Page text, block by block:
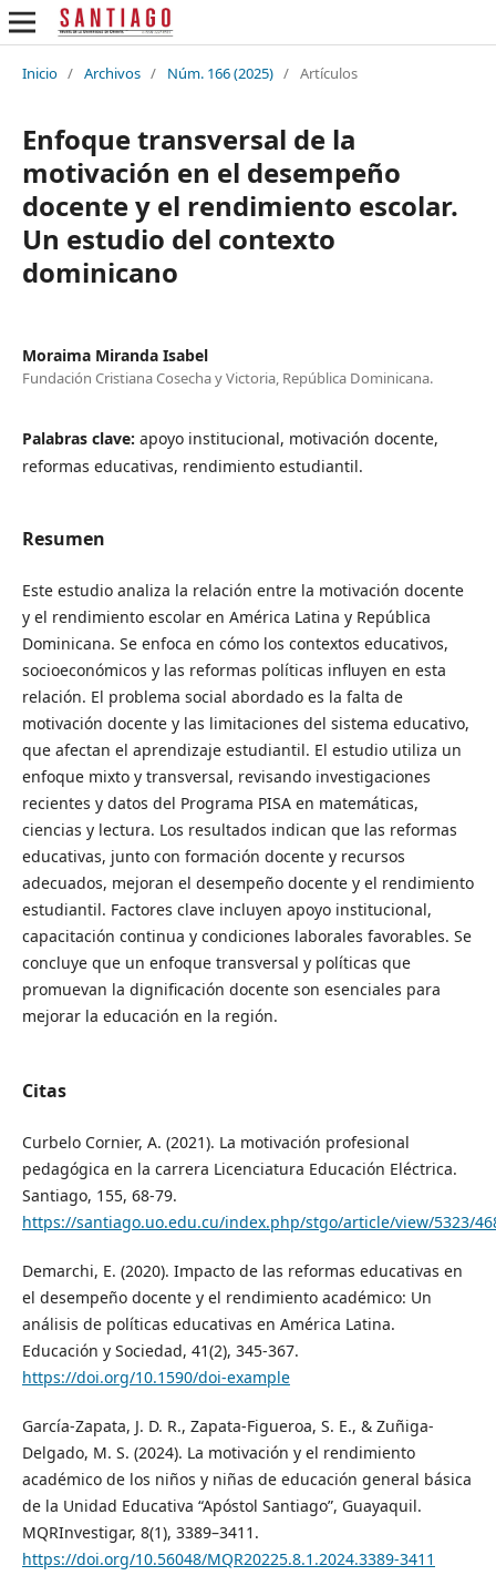
Inicio / Archivos / Núm. 166 (2025) / Artículos
Enfoque transversal de la
motivación en el desempeño
docente y el rendimiento escolar.
Un estudio del contexto
dominicano
Moraima Miranda Isabel
Fundación Cristiana Cosecha y Victoria, República Dominicana.
Palabras clave: apoyo institucional, motivación docente,
reformas educativas, rendimiento estudiantil.
Resumen
Este estudio analiza la relación entre la motivación docente
y el rendimiento escolar en América Latina y República
Dominicana. Se enfoca en cómo los contextos educativos,
socioeconómicos y las reformas políticas influyen en esta
relación. El problema social abordado es la falta de
motivación docente y las limitaciones del sistema educativo,
que afectan el aprendizaje estudiantil. El estudio utiliza un
enfoque mixto y transversal, revisando investigaciones
recientes y datos del Programa PISA en matemáticas,
ciencias y lectura. Los resultados indican que las reformas
educativas, junto con formación docente y recursos
adecuados, mejoran el desempeño docente y el rendimiento
estudiantil. Factores clave incluyen apoyo institucional,
capacitación continua y condiciones laborales favorables. Se
concluye que un enfoque transversal y políticas que
promuevan la dignificación docente son esenciales para
mejorar la educación en la región.
Citas
Curbelo Cornier, A. (2021). La motivación profesional
pedagógica en la carrera Licenciatura Educación Eléctrica.
Santiago, 155, 68-79.
https://santiago.uo.edu.cu/index.php/stgo/article/view/5323/
Demarchi, E. (2020). Impacto de las reformas educativas en
el desempeño docente y el rendimiento académico: Un
análisis de políticas educativas en América Latina.
Educación y Sociedad, 41(2), 345-367.
https://doi.org/10.1590/doi-example
García-Zapata, J. D. R., Zapata-Figueroa, S. E., & Zuñiga-
Delgado, M. S. (2024). La motivación y el rendimiento
académico de los niños y niñas de educación general básica
de la Unidad Educativa “Apóstol Santiago”, Guayaquil.
MQRInvestigar, 8(1), 3389–3411.
https://doi.org/10.56048/MQR20225.8.1.2024.3389-3411